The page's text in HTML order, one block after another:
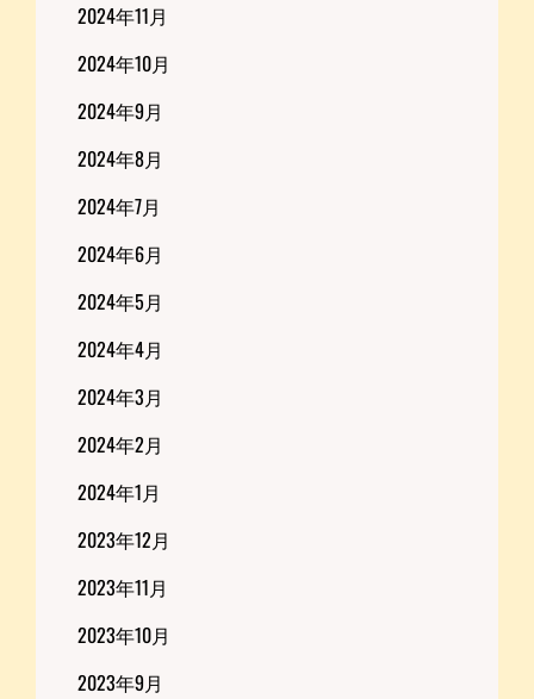
2024年11月
2024年10月
2024年9月
2024年8月
2024年7月
2024年6月
2024年5月
2024年4月
2024年3月
2024年2月
2024年1月
2023年12月
2023年11月
2023年10月
2023年9月